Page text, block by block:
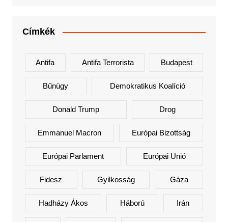
Címkék
Antifa Antifa Terrorista Budapest
Bűnügy Demokratikus Koalíció
Donald Trump Drog
Emmanuel Macron Európai Bizottság
Európai Parlament Európai Unió
Fidesz Gyilkosság Gáza
Hadházy Ákos Háború Irán